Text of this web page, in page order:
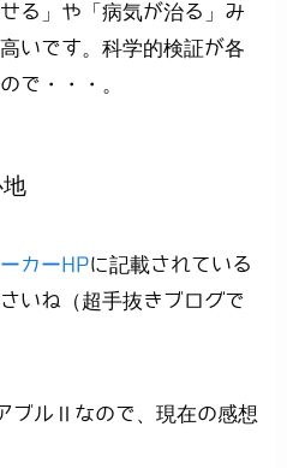
る」や「病気が治る」み
いです。科学的検証が各
で・・・。
ーカーHPに記載されている
いね（超手抜きブログで
ブルⅡなので、現在の感想